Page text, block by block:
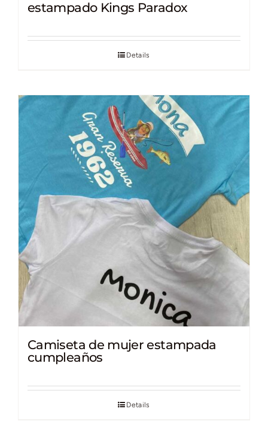
estampado Kings Paradox
Details
Camiseta de mujer estampada
cumpleaños
Details